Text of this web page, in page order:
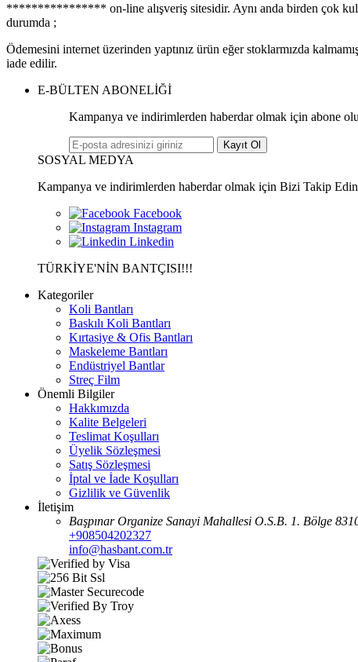
**************** on-line alışveriş sitesidir. Aynı anda birden çok
durumda ;
Ödemesini internet üzerinden yaptınız ürün eğer stoklarmızda
iade edilir.
E-BÜLTEN ABONELİĞİ
Kampanya ve indirimlerden haberdar olmak için abone
Kayıt Ol
SOSYAL MEDYA
Kampanya ve indirimlerden haberdar olmak için Bizi Takip
TÜRKİYE'NİN BANTÇISI!!!
Kategoriler
Koli Bantları
Baskılı Koli Bantları
Kırtasiye & Ofis Bantları
Maskeleme Bantları
Endüstriyel Bantlar
Streç Film
Önemli Bilgiler
Hakkımızda
Kalite Belgeleri
Teslimat Koşulları
Üyelik Sözleşmesi
Satış Sözleşmesi
İptal ve İade Koşulları
Gizlilik ve Güvenlik
İletişim
Başpınar Organize Sanayi Mahallesi O.S.B. 1. Bölge
+908504202327
info@hasbant.com.tr